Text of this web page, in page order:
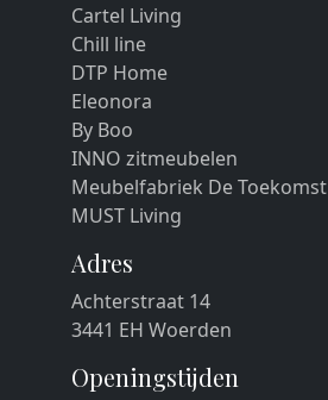
Cartel Living
Chill line
DTP Home
Eleonora
By Boo
INNO zitmeubelen
Meubelfabriek De Toekomst
MUST Living
Adres
Achterstraat 14
3441 EH Woerden
Openingstijden